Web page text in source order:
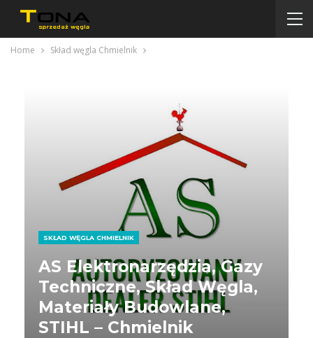
Home Skład węgla Chmielnik
SKŁAD WĘGLA CHMIELNIK
AS Elektronarzędzia, Gazy
Techniczne, Skład Węgla,
Materiały Budowlane,
STIHL – Chmielnik